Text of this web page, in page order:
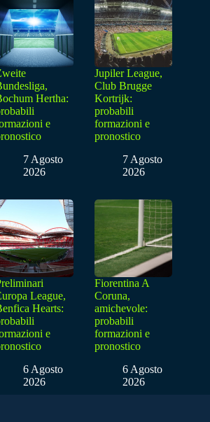
Hertha:
e
7 Agosto
2026
Jupiler League,
Club Brugge
Kortrijk:
probabili
formazioni e
pronostico
7 Agosto
2026
League,
Hearts:
e
6 Agosto
2026
Fiorentina A
Coruna,
amichevole:
probabili
formazioni e
pronostico
6 Agosto
2026